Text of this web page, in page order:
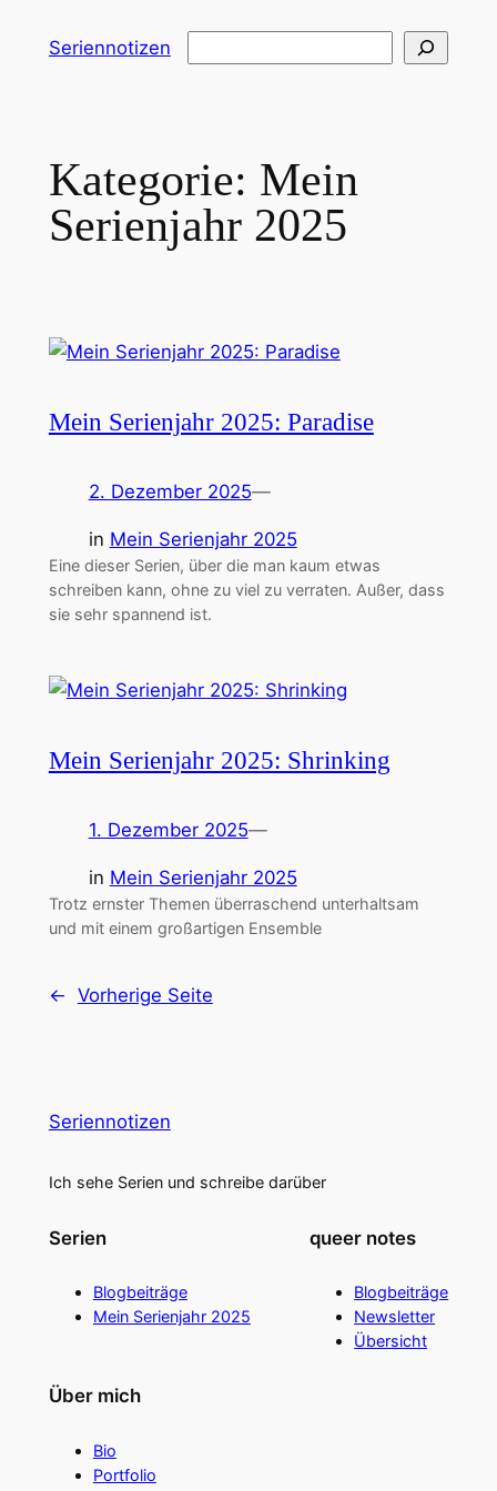
InhaltSeriennotizen
Kategorie: Mein
Serienjahr 2025
Mein Serienjahr 2025: Paradise
2. Dezember 2025—
in Mein Serienjahr 2025
Eine dieser Serien, über die man kaum etwas
schreiben kann, ohne zu viel zu verraten. Außer, dass
sie sehr spannend ist.
Mein Serienjahr 2025: Shrinking
1. Dezember 2025—
in Mein Serienjahr 2025
Trotz ernster Themen überraschend unterhaltsam
und mit einem großartigen Ensemble
← Vorherige Seite
Seriennotizen
Ich sehe Serien und schreibe darüber
Serien
Blogbeiträge
Mein Serienjahr 2025
queer notes
Blogbeiträge
Newsletter
Übersicht
Über mich
Bio
Portfolio